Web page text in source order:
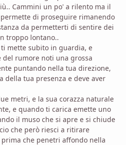
Cammini un po' a rilento ma il
di proseguire rimanendo
da permetterti di sentire dei
troppo lontano..
mette subito in guardia, e
rumore noti una grossa
puntando nella tua direzione,
della tua presenza e deve aver
metri, e la sua corazza naturale
e quando ti carica emette uno
il muso che si apre e si chiude
che però riesci a ritirare
che penetri affondo nella